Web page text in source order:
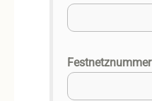
Festnetznummer